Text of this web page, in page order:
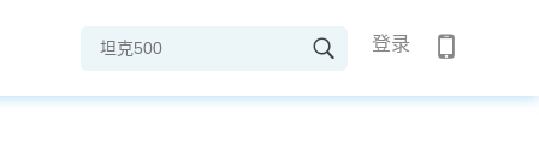
登录